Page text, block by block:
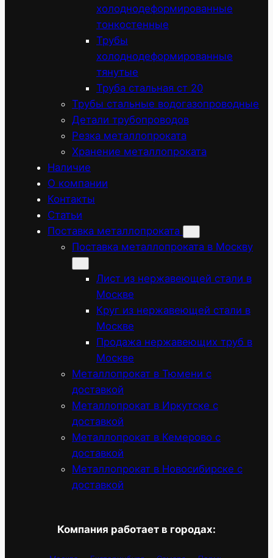
холоднодеформированные
тонкостенные
Трубы
холоднодеформированные
тянутые
Труба стальная ст 20
Трубы стальные водогазопроводные
Детали трубопроводов
Резка металлопроката
Хранение металлопроката
Наличие
О компании
Контакты
Статьи
Поставка металлопроката
Поставка металлопроката в Москву
Лист из нержавеющей стали в
Москве
Круг из нержавеющей стали в
Москве
Продажа нержавеющих труб в
Москве
Металлопрокат в Тюмени с
доставкой
Металлопрокат в Иркутске с
доставкой
Металлопрокат в Кемерово с
доставкой
Металлопрокат в Новосибирске с
доставкой
Компания работает в городах: